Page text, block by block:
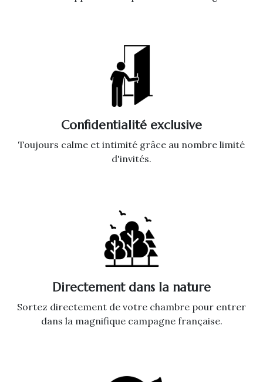
Confidentialité exclusive
Toujours calme et intimité grâce au nombre limité
d'invités.
Directement dans la nature
Sortez directement de votre chambre pour entrer
dans la magnifique campagne française.